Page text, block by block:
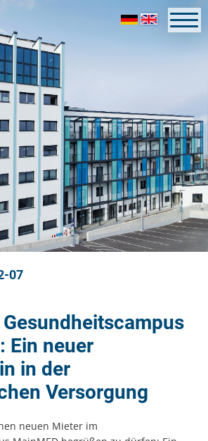
07
Ein neuer
in der
Versorgung
neuen Mieter im